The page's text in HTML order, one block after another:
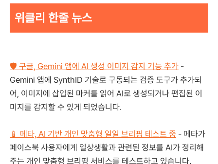
위클리 한줄 뉴스
🛡️ 구글, Gemini 앱에 AI 생성 이미지 감지 기능 추가 -
Gemini 앱에 SynthID 기술로 구동되는 검증 도구가 추가되
어, 이미지에 삽입된 마커를 읽어 AI로 생성되거나 편집된 이
미지를 감지할 수 있게 되었습니다.
📱 메타, AI 기반 개인 맞춤형 일일 브리핑 테스트 중 - 메타가
페이스북 사용자에게 일상생활과 관련된 정보를 AI가 정리해
주는 개인 맞춤형 브리핑 서비스를 테스트하고 있습니다.